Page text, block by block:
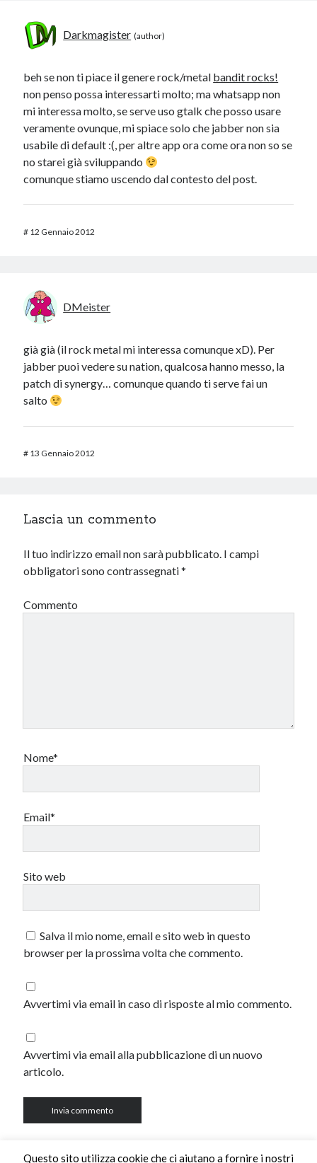
Darkmagister
beh se non ti piace il genere rock/metal bandit rocks!
non penso possa interessarti molto; ma whatsapp non
mi interessa molto, se serve uso gtalk che posso usare
veramente ovunque, mi spiace solo che jabber non sia
usabile di default :(, per altre app ora come ora non so se
no starei già sviluppando
comunque stiamo uscendo dal contesto del post.
# 12 Gennaio 2012
DMeister
già già (il rock metal mi interessa comunque xD). Per
jabber puoi vedere su nation, qualcosa hanno messo, la
patch di synergy… comunque quando ti serve fai un
salto
# 13 Gennaio 2012
Lascia un commento
Il tuo indirizzo email non sarà pubblicato. I campi
obbligatori sono contrassegnati*
Commento
Nome*
Email*
Sito web
Salva il mio nome, email e sito web in questo
browser per la prossima volta che commento.
Avvertimi via email in caso di risposte al mio commento.
Avvertimi via email alla pubblicazione di un nuovo
articolo.
Questo sito utilizza cookie che ci aiutano a fornire i nostri